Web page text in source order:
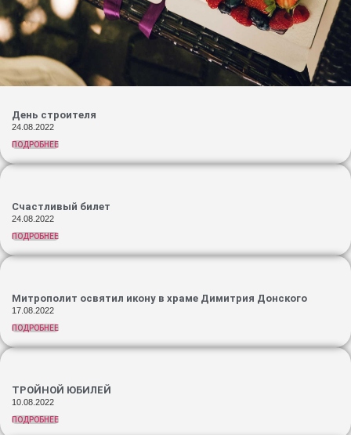
День строителя
24.08.2022
ПОДРОБНЕЕ
Счастливый билет
24.08.2022
ПОДРОБНЕЕ
Митрополит освятил икону в храме Димитрия Донского
17.08.2022
ПОДРОБНЕЕ
ТРОЙНОЙ ЮБИЛЕЙ
10.08.2022
ПОДРОБНЕЕ